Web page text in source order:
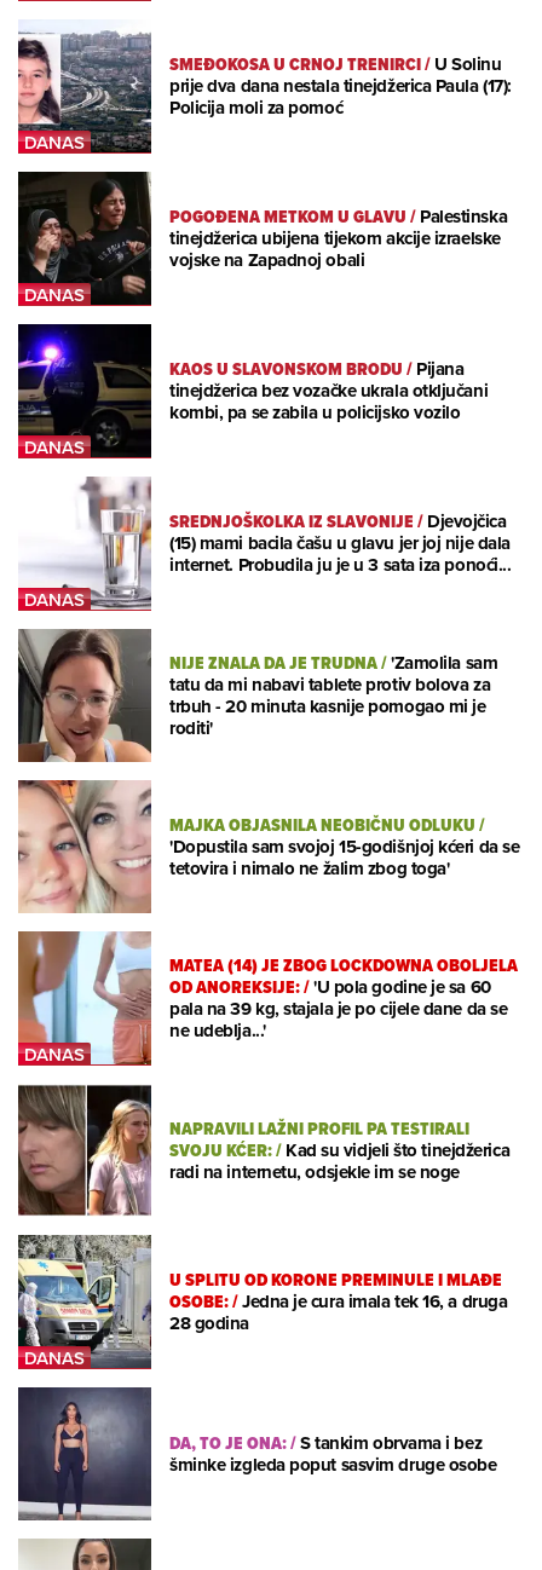
SMEĐOKOSA U CRNOJ TRENIRCI/U Solinu
prije dva dana nestala tinejdžerica Paula (17):
Policija moli za pomoć
POGOĐENA METKOM U GLAVU/Palestinska
tinejdžerica ubijena tijekom akcije izraelske
vojske na Zapadnoj obali
KAOS U SLAVONSKOM BRODU/Pijana
tinejdžerica bez vozačke ukrala otključani
kombi, pa se zabila u policijsko vozilo
SREDNJOŠKOLKA IZ SLAVONIJE/Djevojčica
(15) mami bacila čašu u glavu jer joj nije dala
internet. Probudila ju je u 3 sata iza ponoći...
NIJE ZNALA DA JE TRUDNA/'Zamolila sam
tatu da mi nabavi tablete protiv bolova za
trbuh - 20 minuta kasnije pomogao mi je
roditi'
MAJKA OBJASNILA NEOBIČNU ODLUKU/
'Dopustila sam svojoj 15-godišnjoj kćeri da se
tetovira i nimalo ne žalim zbog toga'
MATEA (14) JE ZBOG LOCKDOWNA OBOLJELA
OD ANOREKSIJE:/'U pola godine je sa 60
pala na 39 kg, stajala je po cijele dane da se
ne udeblja...'
NAPRAVILI LAŽNI PROFIL PA TESTIRALI
SVOJU KĆER:/Kad su vidjeli što tinejdžerica
radi na internetu, odsjekle im se noge
U SPLITU OD KORONE PREMINULE I MLAĐE
OSOBE:/Jedna je cura imala tek 16, a druga
28 godina
DA, TO JE ONA:/S tankim obrvama i bez
šminke izgleda poput sasvim druge osobe